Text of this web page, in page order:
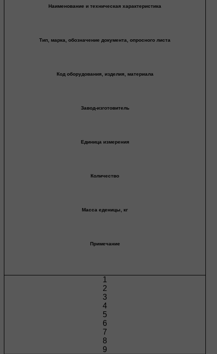
Наименование и техническая характеристика
Тип, марка, обозначение документа, опросного листа
Код оборудования, изделия, материала
Завод-изготовитель
Единица измерения
Количество
Масса еденицы, кг
Примечание
1
2
3
4
5
6
7
8
9